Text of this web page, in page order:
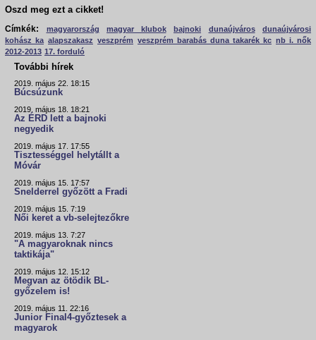
Oszd meg ezt a cikket!
Címkék:
magyarország magyar klubok bajnoki dunaújváros
dunaújvárosi
kohász ka alapszakasz veszprém veszprém barabás duna takarék kc nb i. nők
2012-2013 17. forduló
További hírek
2019. május 22. 18:15
Búcsúzunk
2019. május 18. 18:21
Az ÉRD lett a bajnoki
negyedik
2019. május 17. 17:55
Tisztességgel helytállt a
Móvár
2019. május 15. 17:57
Snelderrel győzött a Fradi
2019. május 15. 7:19
Női keret a vb-selejtezőkre
2019. május 13. 7:27
"A magyaroknak nincs
taktikája"
2019. május 12. 15:12
Megvan az ötödik BL-
győzelem is!
2019. május 11. 22:16
Junior Final4-győztesek a
magyarok